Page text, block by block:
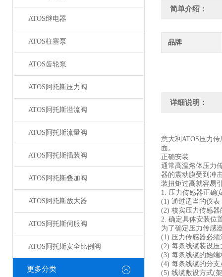
ATOS继电器
ATOS柱塞泵
ATOS齿轮泵
ATOS阿托斯压力阀
ATOS阿托斯溢流阀
ATOS阿托斯流量阀
ATOS阿托斯插装阀
ATOS阿托斯叠加阀
ATOS阿托斯放大器
ATOS阿托斯伺服阀
ATOS阿托斯安全比例阀
更多分类
简单介绍：
品牌
详细说明：
意大利ATOS压力
面。
正确安装
通常高温熔体压力
器的震动膜受到冲
装扭矩过高就容易
1. 压力传感器正确
(1) 通过适当的仪
(2) 核实压力传感
2. 确定具体安装位
为了确定压力传感
(1) 压力传感器必
(2) 每条线缆装设
(3) 每条线缆的始
(4) 每条线缆的分
(5) 线缆敷设方式(